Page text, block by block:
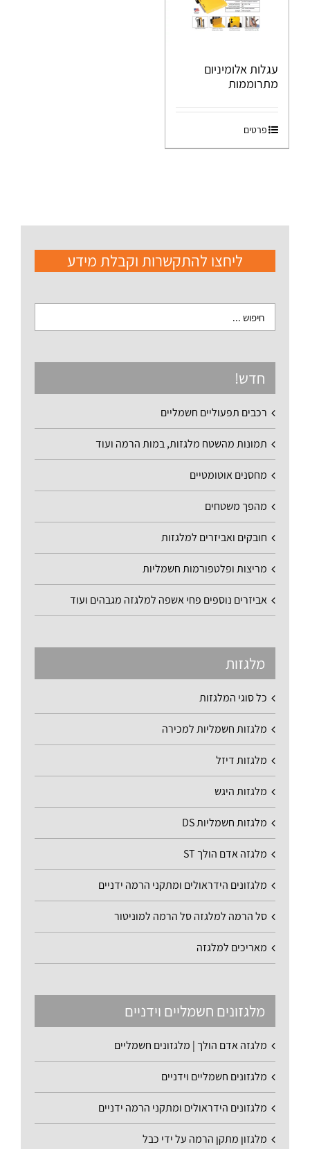
עגלות אלומיניום
מתרוממות
פרטים
ליחצו להתקשרות וקבלת מידע
חדש!
רכבים תפעוליים חשמליים
תמונות מהשטח מלגזות, במות הרמה ועוד
מחסנים אוטומטיים
מהפך משטחים
חובקים ואביזרים למלגזות
מריצות ופלטפורמות חשמליות
אביזרים נוספים פחי אשפה למלגזה מגבהים ועוד
מלגזות
כל סוגי המלגזות
מלגזות חשמליות למכירה
מלגזות דיזל
מלגזות היגש
מלגזות חשמליות DS
מלגזה אדם הולך ST
מלגזונים הידראולים ומתקני הרמה ידניים
סל הרמה למלגזה סל הרמה למוניטור
מאריכים למלגזה
מלגזונים חשמליים וידניים
מלגזה אדם הולך | מלגזונים חשמליים
מלגזונים חשמליים וידניים
מלגזונים הידראולים ומתקני הרמה ידניים
מלגזון מתקן הרמה על ידי כבל